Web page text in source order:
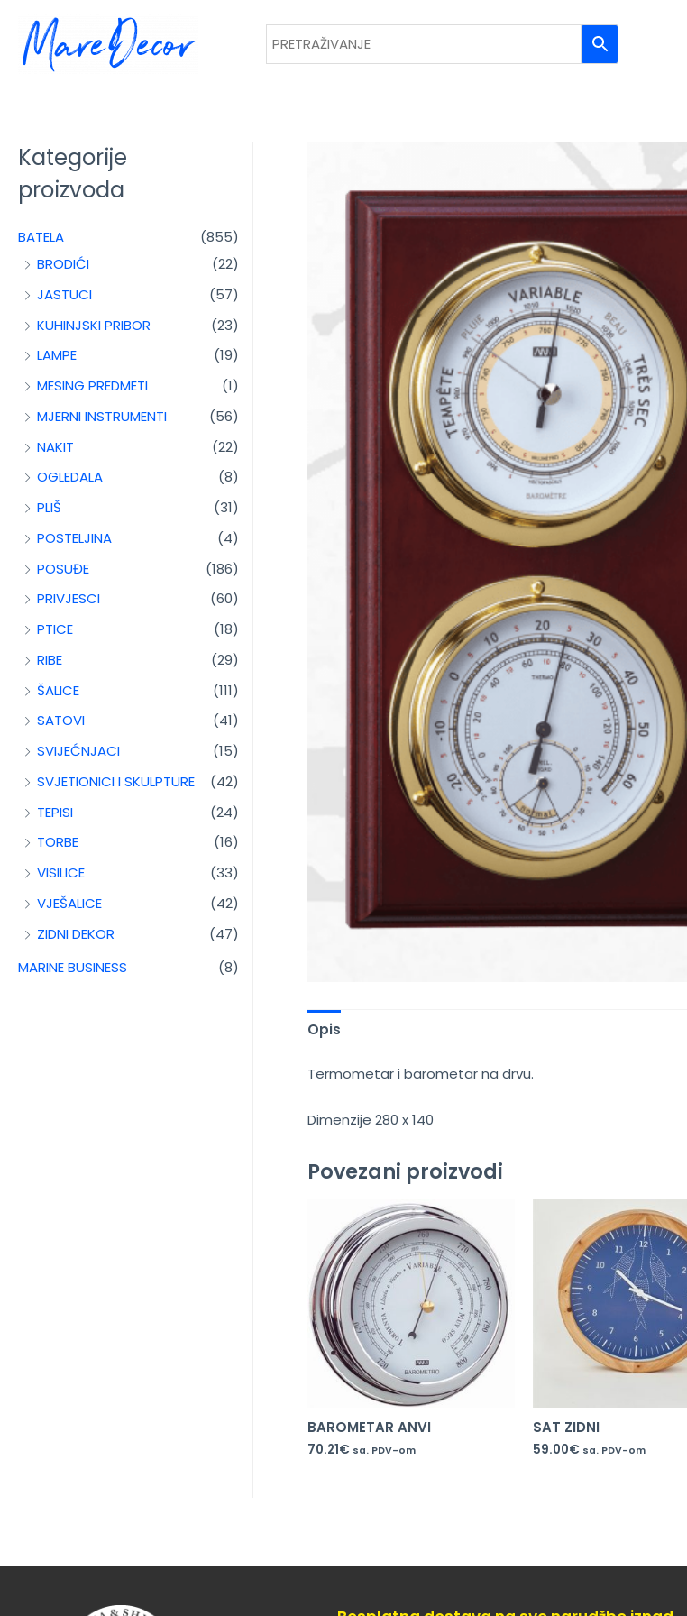
Kategorije
proizvoda
BATELA
(855)
BRODIĆI
(22)
JASTUCI
(57)
KUHINJSKI PRIBOR
(23)
LAMPE
(19)
MESING PREDMETI
(1)
MJERNI INSTRUMENTI
(56)
NAKIT
(22)
OGLEDALA
(8)
PLIŠ
(31)
POSTELJINA
(4)
POSUĐE
(186)
PRIVJESCI
(60)
PTICE
(18)
RIBE
(29)
ŠALICE
(111)
SATOVI
(41)
SVIJEĆNJACI
(15)
SVJETIONICI I SKULPTURE
(42)
TEPISI
(24)
TORBE
(16)
VISILICE
(33)
VJEŠALICE
(42)
ZIDNI DEKOR
(47)
MARINE BUSINESS
(8)
Opis
Termometar i barometar na drvu.
Dimenzije 280 x 140
Povezani proizvodi
BAROMETAR ANVI
70.21€ sa. PDV-om
SAT ZIDNI
59.00€ sa. PDV-om